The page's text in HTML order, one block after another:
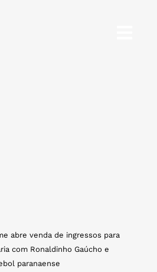
abre venda de ingressos para
com Ronaldinho Gaúcho e
paranaense